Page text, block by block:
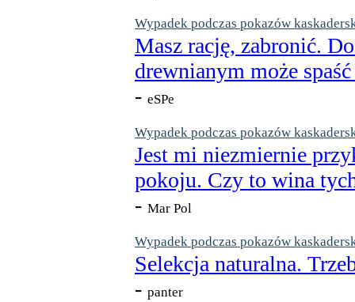
Wypadek podczas pokazów
Masz rację, zabronić.
drewnianym może
- eSPe
Wypadek podczas pokazów
Jest mi niezmiernie
pokoju. Czy to wina
- Mar Pol
Wypadek podczas pokazów
Selekcja naturalna.
- panter